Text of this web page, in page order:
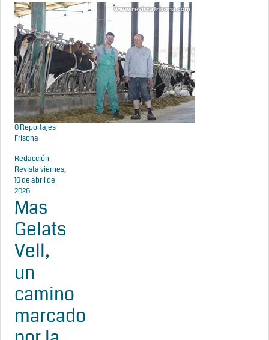
0Reportajes
Frisona
Redacción
Revistaviernes,
10 de abril de
2026
Mas
Gelats
Vell,
un
camino
marcado